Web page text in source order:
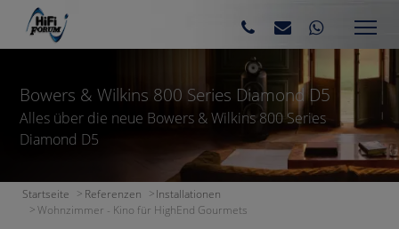
Bowers & Wilkins 800 Series Diamond D5
Alles über die neue Bowers & Wilkins 800 Series
Diamond D5
Startseite Referenzen
Installationen
Wohnzimmer - Kino für HighEnd Gourmets